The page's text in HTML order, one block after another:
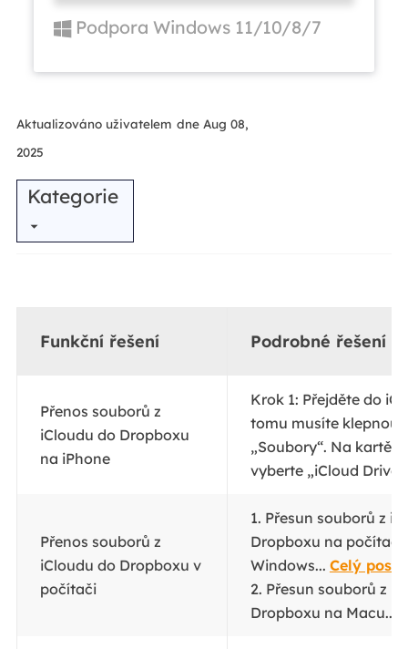
Podpora Windows 11/10/8/7
Aktualizováno uživatelem dne Aug 08,
2025
Kategorie
Funkční řešení Podrobné řešení
Přenos souborů z
iCloudu do Dropboxu
na iPhone
Krok 1: Přejděte do
tomu musíte
„Soubory“. Na kartě
vyberte „iCloud
Přenos souborů z
iCloudu do Dropboxu v
počítači
1. Přesun souborů z
Dropboxu na počítači
Windows... Celý
2. Přesun souborů z
Dropboxu na Macu...